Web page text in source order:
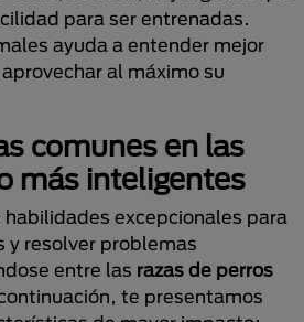
para ser entrenadas.
ayuda a entender mejor
al máximo su
comunes en las
más inteligentes
excepcionales para
y resolver problemas
entre las razas de perros
te presentamos